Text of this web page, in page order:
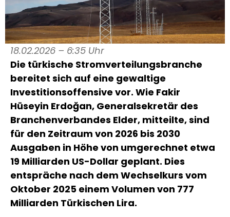
18.02.2026 – 6:35 Uhr
Die türkische Stromverteilungsbranche
bereitet sich auf eine gewaltige
Investitionsoffensive vor. Wie Fakir
Hüseyin Erdoğan, Generalsekretär des
Branchenverbandes Elder, mitteilte, sind
für den Zeitraum von 2026 bis 2030
Ausgaben in Höhe von umgerechnet etwa
19 Milliarden US-Dollar geplant. Dies
entspräche nach dem Wechselkurs vom
Oktober 2025 einem Volumen von 777
Milliarden Türkischen Lira.